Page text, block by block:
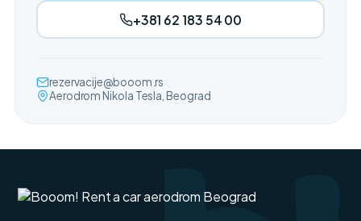
+381 62 183 54 00
rezervacije@booom.rs
Aerodrom Nikola Tesla, Beograd